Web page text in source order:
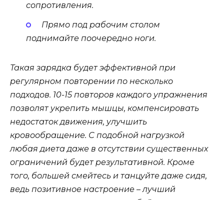
сопротивления.
Прямо под рабочим столом
поднимайте поочередно ноги.
Такая зарядка будет эффективной при
регулярном повторении по несколько
подходов. 10-15 повторов каждого упражнения
позволят укрепить мышцы, компенсировать
недостаток движения, улучшить
кровообращение. С подобной нагрузкой
любая диета даже в отсутствии существенных
ограничений будет результативной. Кроме
того, большей смейтесь и танцуйте даже сидя,
ведь позитивное настроение – лучший